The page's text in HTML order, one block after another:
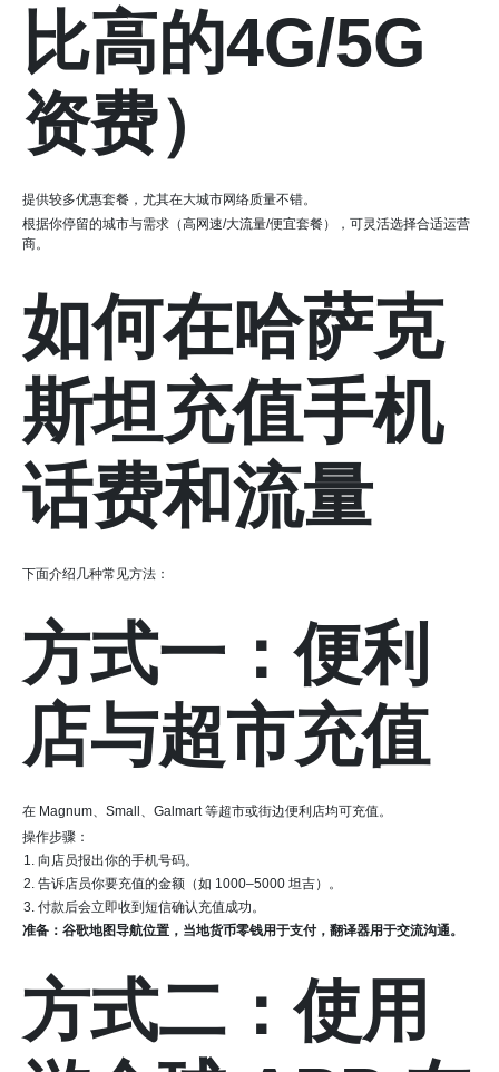
比高的4G/5G
资费）
提供较多优惠套餐，尤其在大城市网络质量不错。
根据你停留的城市与需求（高网速/大流量/便宜套餐），可灵活选择合适运营
商。
如何在哈萨克
斯坦充值手机
话费和流量
下面介绍几种常见方法：
方式一：便利
店与超市充值
在 Magnum、Small、Galmart 等超市或街边便利店均可充值。
操作步骤：
向店员报出你的手机号码。
告诉店员你要充值的金额（如 1000–5000 坦吉）。
付款后会立即收到短信确认充值成功。
准备：谷歌地图导航位置，当地货币零钱用于支付，翻译器用于交流沟通。
方式二：使用